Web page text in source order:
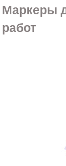
Маркеры
работ